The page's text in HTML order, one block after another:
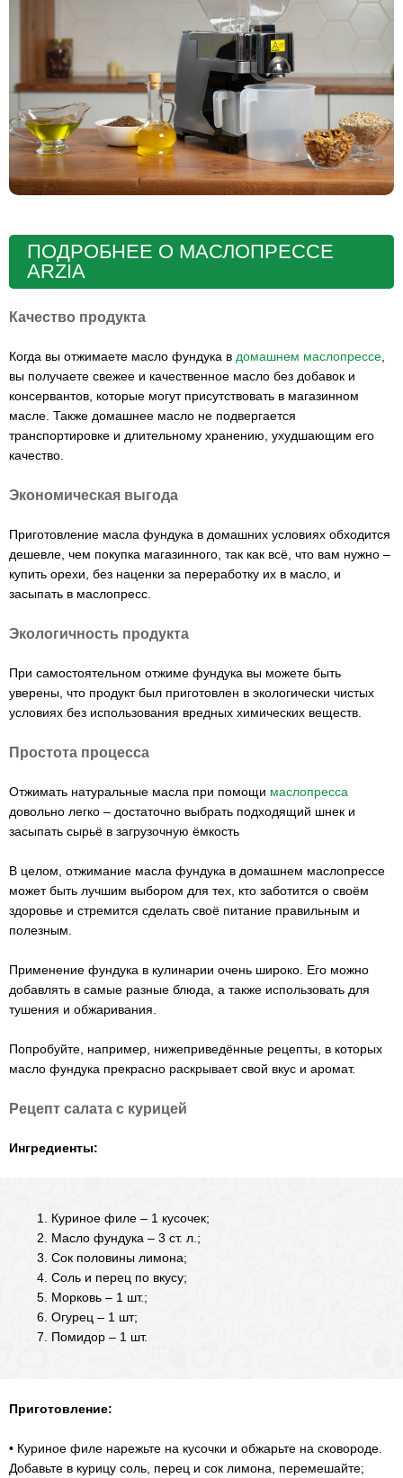
ПОДРОБНЕЕ О МАСЛОПРЕССЕ
ARZIA
Качество продукта
Когда вы отжимаете масло фундука в домашнем маслопрессе,
вы получаете свежее и качественное масло без добавок и
консервантов, которые могут присутствовать в магазинном
масле. Также домашнее масло не подвергается
транспортировке и длительному хранению, ухудшающим его
качество.
Экономическая выгода
Приготовление масла фундука в домашних условиях обходится
дешевле, чем покупка магазинного, так как всё, что вам нужно –
купить орехи, без наценки за переработку их в масло, и
засыпать в маслопресс.
Экологичность продукта
При самостоятельном отжиме фундука вы можете быть
уверены, что продукт был приготовлен в экологически чистых
условиях без использования вредных химических веществ.
Простота процесса
Отжимать натуральные масла при помощи маслопресса
довольно легко – достаточно выбрать подходящий шнек и
засыпать сырьё в загрузочную ёмкость
В целом, отжимание масла фундука в домашнем маслопрессе
может быть лучшим выбором для тех, кто заботится о своём
здоровье и стремится сделать своё питание правильным и
полезным.
Применение фундука в кулинарии очень широко. Его можно
добавлять в самые разные блюда, а также использовать для
тушения и обжаривания.
Попробуйте, например, нижеприведённые рецепты, в которых
масло фундука прекрасно раскрывает свой вкус и аромат.
Рецепт салата с курицей
Ингредиенты:
Куриное филе – 1 кусочек;
Масло фундука – 3 ст. л.;
Сок половины лимона;
Соль и перец по вкусу;
Морковь – 1 шт.;
Огурец – 1 шт;
Помидор – 1 шт.
Приготовление:
• Куриное филе нарежьте на кусочки и обжарьте на сковороде.
Добавьте в курицу соль, перец и сок лимона, перемешайте;